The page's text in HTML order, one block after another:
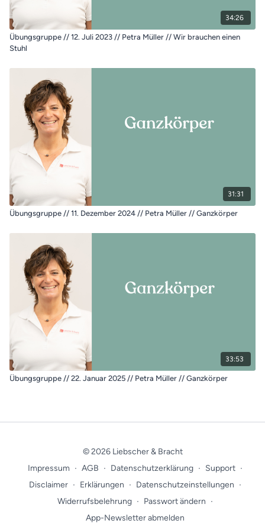
34:26
Übungsgruppe // 12. Juli 2023 // Petra Müller // Wir brauchen einen
Stuhl
31:31
Übungsgruppe // 11. Dezember 2024 // Petra Müller // Ganzkörper
33:53
Übungsgruppe // 22. Januar 2025 // Petra Müller // Ganzkörper
© 2026 Liebscher & Bracht
Impressum ∙ AGB ∙ Datenschutzerklärung ∙ Support ∙
Disclaimer ∙ Erklärungen ∙ Datenschutzeinstellungen ∙
Widerrufsbelehrung ∙ Passwort ändern ∙
App-Newsletter abmelden